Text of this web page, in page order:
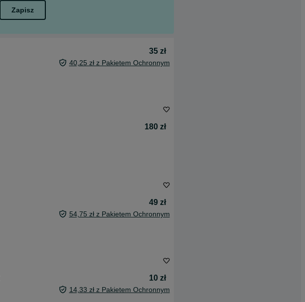
Zapisz
35 zł
40,25 zł z Pakietem Ochronnym
180 zł
49 zł
54,75 zł z Pakietem Ochronnym
10 zł
14,33 zł z Pakietem Ochronnym